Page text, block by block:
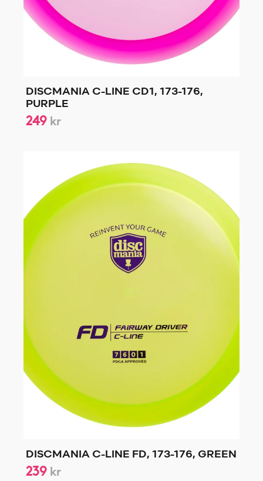
DISCMANIA C-LINE CD1, 173-176,
PURPLE
249 kr
DISCMANIA C-LINE FD, 173-176, GREEN
239 kr